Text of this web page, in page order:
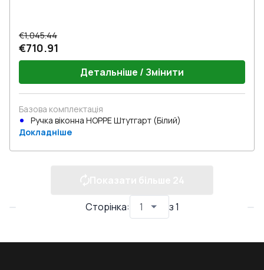
€1,045.44
€710.91
Детальніше / Змінити
Базова комплектація
Ручка віконна HOPPE Штутгарт (Білий)
Докладніше
Сторінка: з1